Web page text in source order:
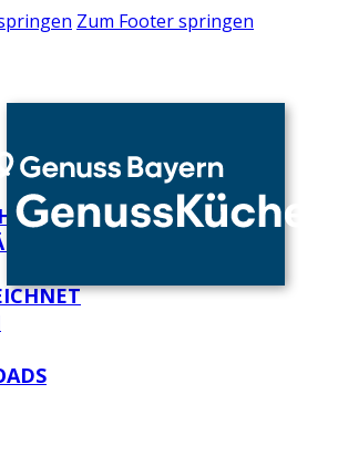
Zum Footer springen